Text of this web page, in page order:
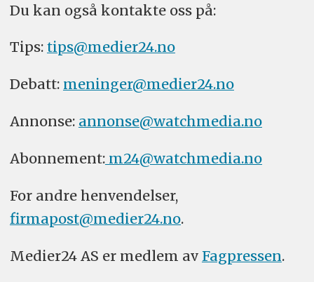
Du kan også kontakte oss på:
Tips: tips@medier24.no
Debatt: meninger@medier24.no
Annonse: annonse@watchmedia.no
Abonnement:m24@watchmedia.no
For andre henvendelser,
firmapost@medier24.no.
Medier24 AS er medlem av Fagpressen.